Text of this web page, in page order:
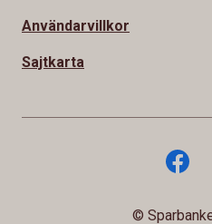
Användarvillkor
Sajtkarta
©